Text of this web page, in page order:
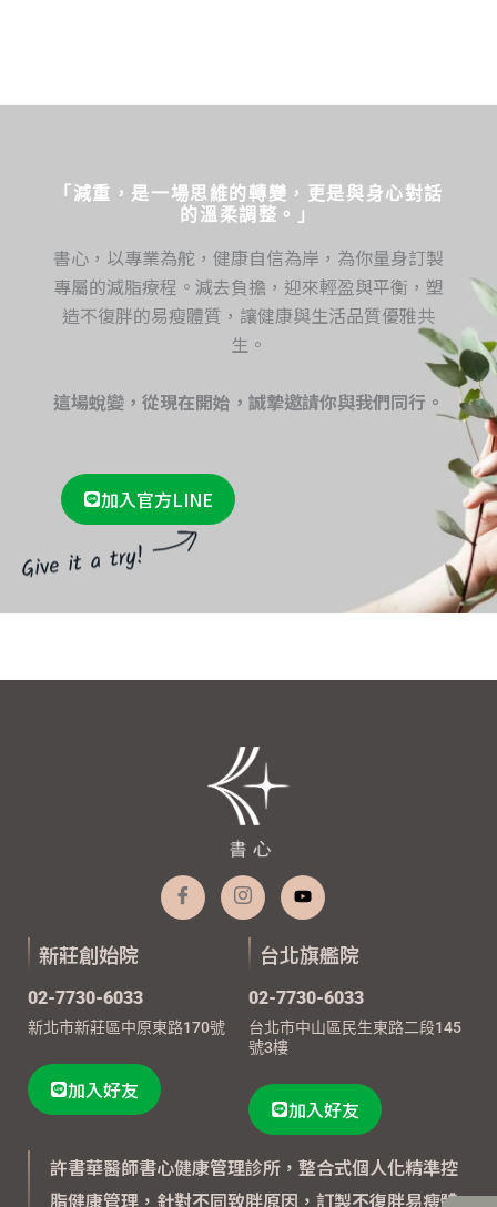
「減重，是一場思維的轉變，更是與身心對話
的溫柔調整。」
書心，以專業為舵，健康自信為岸，為你量身訂製
專屬的減脂療程。減去負擔，迎來輕盈與平衡，塑
造不復胖的易瘦體質，讓健康與生活品質優雅共
生。
這場蛻變，從現在開始，誠摯邀請你與我們同行。
加入官方LINE
新莊創始院
02-7730-6033
新北市新莊區中原東路170號
加入好友
台北旗艦院
02-7730-6033
台北市中山區民生東路二段145
號3樓
加入好友
許書華醫師書心健康管理診所，整合式個人化精準控
脂健康管理，針對不同致胖原因，訂製不復胖易瘦體